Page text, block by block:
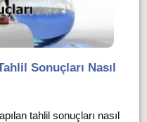
Sonuçları Nasıl
tahlil sonuçları nasıl